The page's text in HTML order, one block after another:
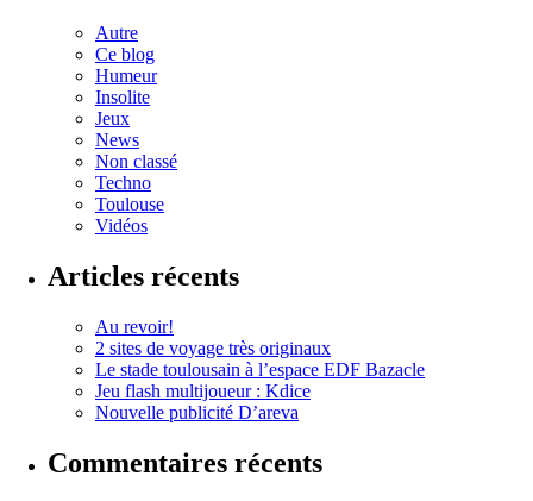
Autre
Ce blog
Humeur
Insolite
Jeux
News
Non classé
Techno
Toulouse
Vidéos
Articles récents
Au revoir!
2 sites de voyage très originaux
Le stade toulousain à l’espace EDF Bazacle
Jeu flash multijoueur : Kdice
Nouvelle publicité D’areva
Commentaires récents